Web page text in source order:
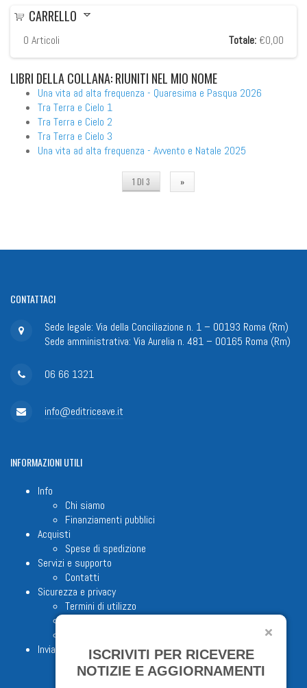
CARRELLO
0 Articoli Totale: €0,00
LIBRI DELLA COLLANA: RIUNITI NEL MIO NOME
Una vita ad alta frequenza - Quaresima e Pasqua 2026
Tra Terra e Cielo 1
Tra Terra e Cielo 2
Tra Terra e Cielo 3
Una vita ad alta frequenza - Avvento e Natale 2025
1 DI 3 »
CONTATTACI
Sede legale: Via della Conciliazione n. 1 – 00193 Roma (Rm)
Sede amministrativa: Via Aurelia n. 481 – 00165 Roma (Rm)
06 66 1321
info@editriceave.it
INFORMAZIONIUTILI
Info
Chi siamo
Finanziamenti pubblici
Acquisti
Spese di spedizione
Servizi e supporto
Contatti
Sicurezza e privacy
Termini di utilizzo
Invia proposta editorialeISCRIVITI PER RICEVERE
NOTIZIE E AGGIORNAMENTI